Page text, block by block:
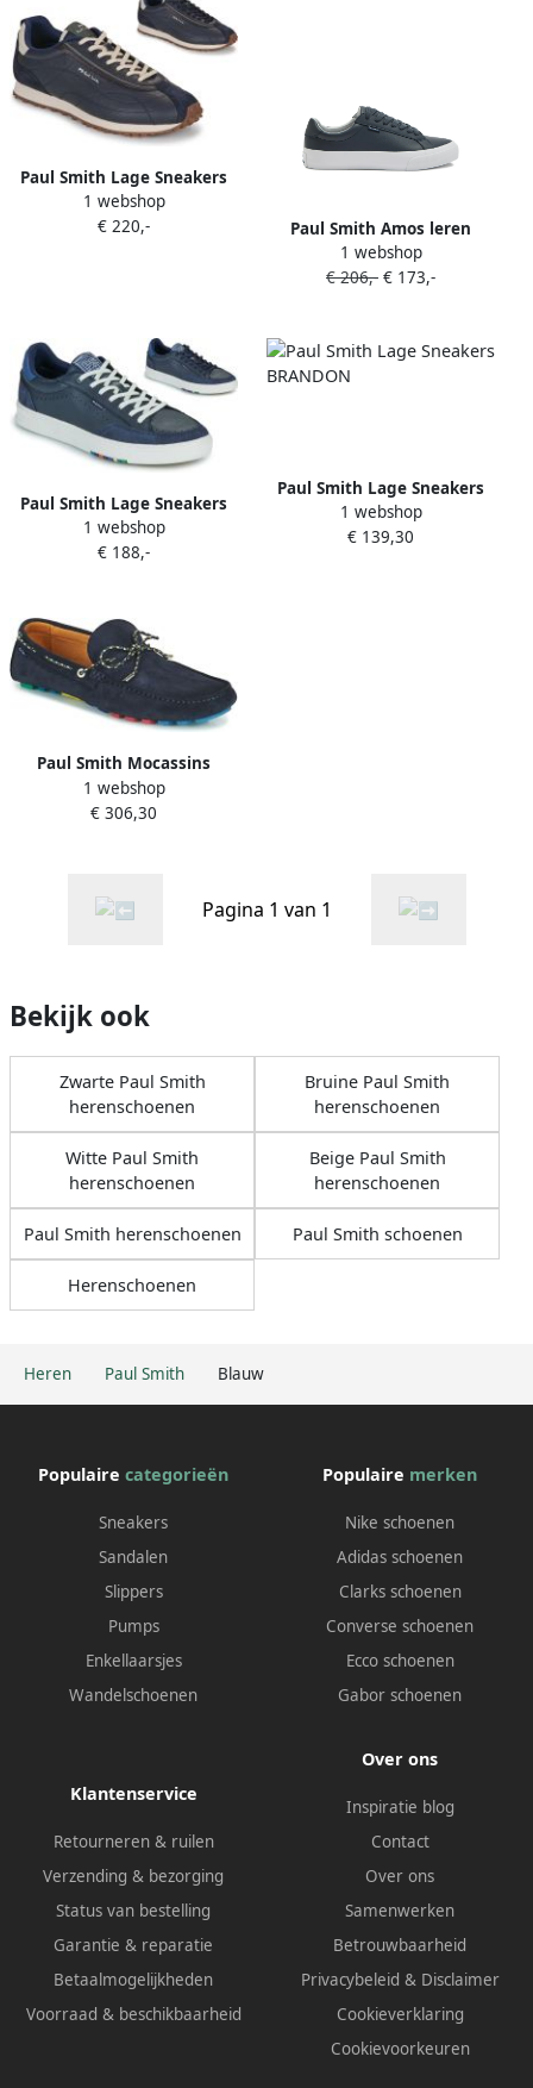
Heren Paul Smith Blauw
Paul Smith Lage Sneakers
HASKELL
1 webshop
€ 220,-
Paul Smith Amos leren
sneakers Blauw
1 webshop
€ 206,- € 173,-
Paul Smith Lage Sneakers
HILLSTAR
1 webshop
€ 188,-
Paul Smith Lage Sneakers
BRANDON
1 webshop
€ 139,30
Paul Smith Mocassins
SPRINGFIELD
1 webshop
€ 306,30
Pagina 1 van 1
Bekijk ook
Zwarte Paul Smith
herenschoenen
Bruine Paul Smith
herenschoenen
Witte Paul Smith
herenschoenen
Beige Paul Smith
herenschoenen
Paul Smith herenschoenen Paul Smith schoenen
Herenschoenen
Populaire categorieën
Sneakers
Sandalen
Slippers
Pumps
Enkellaarsjes
Wandelschoenen
Populaire merken
Nike schoenen
Adidas schoenen
Clarks schoenen
Converse schoenen
Ecco schoenen
Gabor schoenen
Klantenservice
Retourneren & ruilen
Verzending & bezorging
Status van bestelling
Garantie & reparatie
Betaalmogelijkheden
Voorraad & beschikbaarheid
Over ons
Inspiratie blog
Contact
Over ons
Samenwerken
Betrouwbaarheid
Privacybeleid & Disclaimer
Cookieverklaring
Cookievoorkeuren